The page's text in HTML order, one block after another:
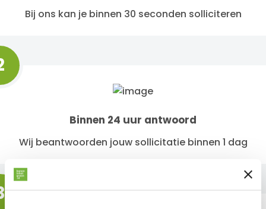
Bij ons kan je binnen 30 seconden solliciteren
Binnen 24 uur antwoord
Wij beantwoorden jouw sollicitatie binnen 1 dag